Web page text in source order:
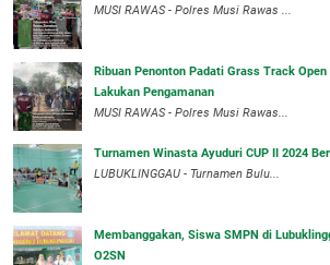
MUSI RAWAS - Polres Musi Rawas ...
Ribuan Penonton Padati Grass Track
Lakukan Pengamanan
MUSI RAWAS - Polres Musi Rawas...
Turnamen Winasta Ayuduri CUP II 2024
LUBUKLINGGAU - Turnamen Bulu...
Membanggakan, Siswa SMPN di
O2SN